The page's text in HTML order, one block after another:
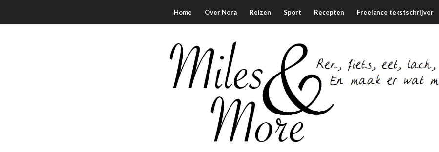
Home Over Nora Reizen Sport Recepten Freelance tekstschrijver